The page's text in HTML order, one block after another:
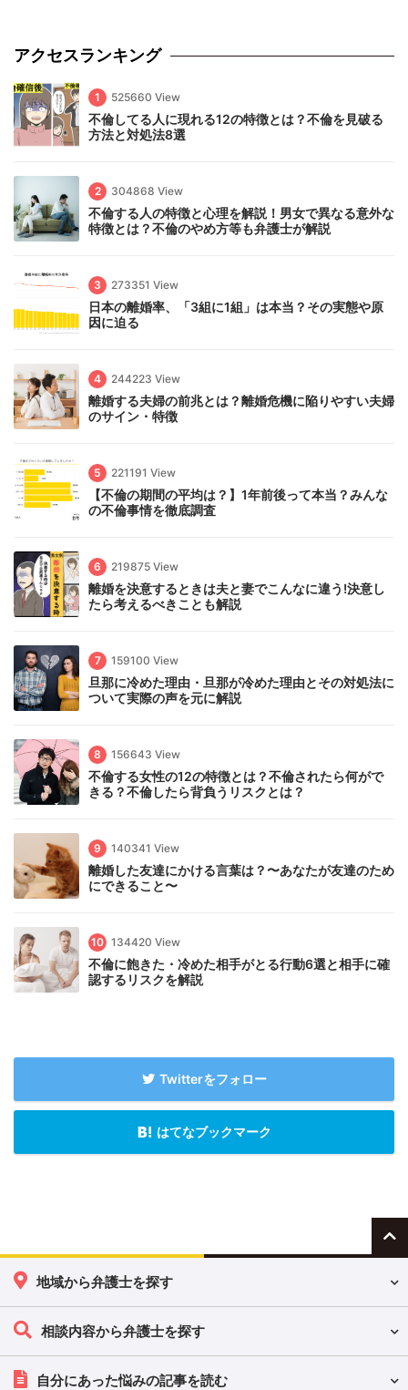
アクセスランキング
1 525660 View
不倫してる人に現れる12の特徴とは？不倫を見破る
方法と対処法8選
2 304868 View
不倫する人の特徴と心理を解説！男女で異なる意外な
特徴とは？不倫のやめ方等も弁護士が解説
3 273351 View
日本の離婚率、「3組に1組」は本当？その実態や原
因に迫る
4 244223 View
離婚する夫婦の前兆とは？離婚危機に陥りやすい夫婦
のサイン・特徴
5 221191 View
【不倫の期間の平均は？】1年前後って本当？みんな
の不倫事情を徹底調査
6 219875 View
離婚を決意するときは夫と妻でこんなに違う!決意し
たら考えるべきことも解説
7 159100 View
旦那に冷めた理由・旦那が冷めた理由とその対処法に
ついて実際の声を元に解説
8 156643 View
不倫する女性の12の特徴とは？不倫されたら何がで
きる？不倫したら背負うリスクとは？
9 140341 View
離婚した友達にかける言葉は？〜あなたが友達のため
にできること〜
10 134420 View
不倫に飽きた・冷めた相手がとる行動6選と相手に確
認するリスクを解説
Twitterをフォロー
はてなブックマーク
地域から弁護士を探す
相談内容から弁護士を探す
自分にあった悩みの記事を読む